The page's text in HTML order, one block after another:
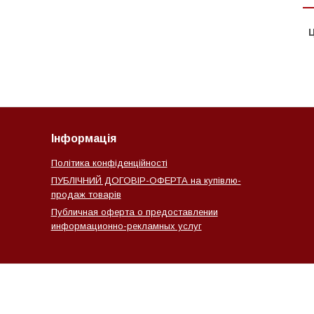
Інформація
Політика конфіденційності
ПУБЛІЧНИЙ ДОГОВІР-ОФЕРТА на купівлю-
продаж товарів
Публичная оферта о предоставлении
информационно-рекламных услуг